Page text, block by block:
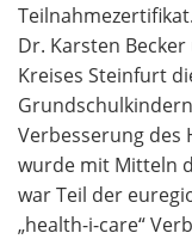
Dr. Karsten
Kreises Steinfurt
Verbesserung des
wurde mit Mitteln
war Teil der
„health-i-care“